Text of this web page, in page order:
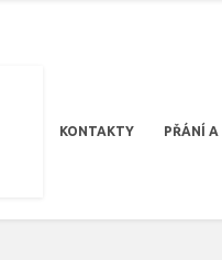
KONTAKTY PŘÁNÍ